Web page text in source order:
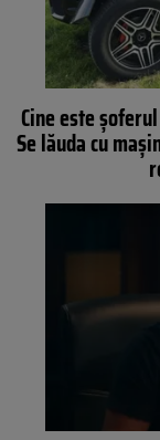
Cine este
Se lăuda cu